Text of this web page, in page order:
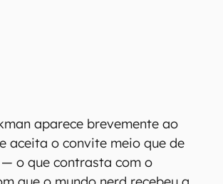
aparece brevemente ao
aceita o convite meio que de
o que contrasta com o